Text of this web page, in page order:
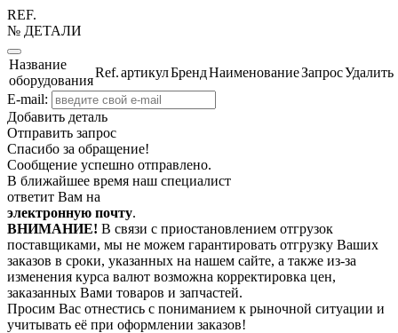
REF.
№ ДЕТАЛИ
Название
оборудования
Ref.артикулБрендНаименованиеЗапросУдалить
E-mail:
Добавить деталь
Отправить запрос
Спасибо за обращение!
Сообщение успешно отправлено.
В ближайшее время наш специалист
ответит Вам на
электронную почту.
ВНИМАНИЕ! В связи с приостановлением отгрузок
поставщиками, мы не можем гарантировать отгрузку Ваших
заказов в сроки, указанных на нашем сайте, а также из-за
изменения курса валют возможна корректировка цен,
заказанных Вами товаров и запчастей.
Просим Вас отнестись с пониманием к рыночной ситуации и
учитывать её при оформлении заказов!